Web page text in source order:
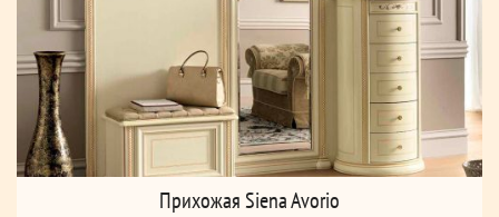
Прихожая Siena Avorio